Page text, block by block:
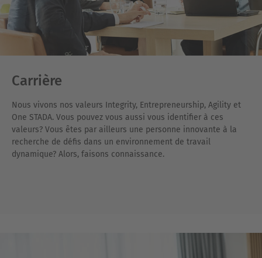
Carrière
Nous vivons nos valeurs Integrity, Entrepreneurship, Agility et
One STADA. Vous pouvez vous aussi vous identifier à ces
valeurs? Vous êtes par ailleurs une personne innovante à la
recherche de défis dans un environnement de travail
dynamique? Alors, faisons connaissance.